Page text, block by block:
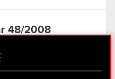
48/2008
wobec Zakładu
i Urzędu